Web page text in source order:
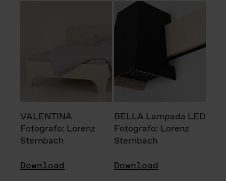
VALENTINA
Fotografo: Lorenz
Sternbach
Download
BELLA Lampada LED
Fotografo: Lorenz
Sternbach
Download